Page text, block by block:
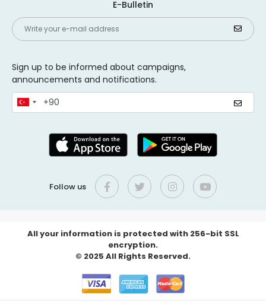
E-Bulletin
Sign up to be informed about campaigns,
announcements and notifications.
Follow us
All your information is protected with 256-bit SSL
encryption.
© 2025 All Rights Reserved.